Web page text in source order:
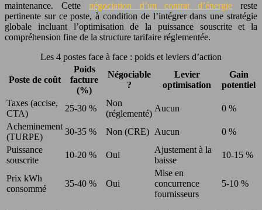
maintenance. Cette négociation d’un contrat d’énergie reste
pertinente sur ce poste, à condition de l’intégrer dans une stratégie
globale incluant l’optimisation de la puissance souscrite et la
compréhension fine de la structure tarifaire réglementée.
Les 4 postes face à face : poids et leviers d’action
Poste de coût
Poids
facture
(%)
Négociable
?
Levier
optimisation
Gain
potentiel
Taxes (accise,
CTA)
25-30 %
Non
(réglementé)
Aucun
0 %
Acheminement
(TURPE)
30-35 % Non (CRE) Aucun
0 %
Puissance
souscrite
10-20 % Oui
Ajustement à la
baisse
10-15 %
Prix kWh
consommé
35-40 % Oui
Mise en
concurrence
fournisseurs
5-10 %